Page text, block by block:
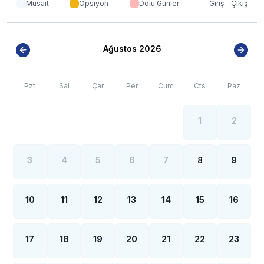
yoğun nüfus artışı sebebiyle; bölge genelinde nadiren
Müsait Opsiyon Dolu Günler Giriş - Çıkış
Ağustos 2026
Pzt Sal Çar Per Cum Cts Paz
1 2
3 4 5 6 7 8 9
10 11 12 13 14 15 16
17 18 19 20 21 22 23